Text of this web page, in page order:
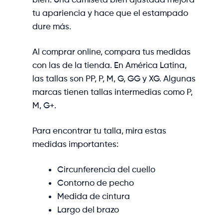
tu apariencia y hace que el estampado
dure más.
Al comprar online, compara tus medidas
con las de la tienda. En América Latina,
las tallas son PP, P, M, G, GG y XG. Algunas
marcas tienen tallas intermedias como P,
M, G+.
Para encontrar tu talla, mira estas
medidas importantes:
Circunferencia del cuello
Contorno de pecho
Medida de cintura
Largo del brazo